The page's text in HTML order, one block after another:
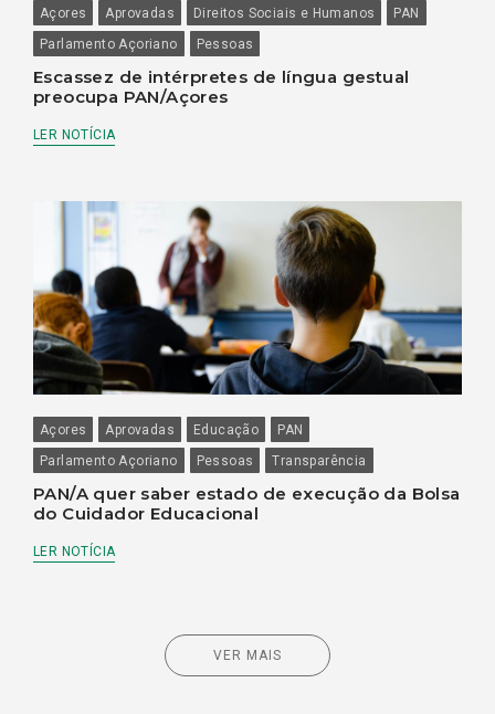
Açores Aprovadas Direitos Sociais e Humanos
PAN
Parlamento Açoriano
Pessoas
Escassez de intérpretes de língua gestual
preocupa PAN/Açores
LER NOTÍCIA
Açores Aprovadas Educação
PAN
Parlamento Açoriano
Pessoas Transparência
PAN/A quer saber estado de execução da Bolsa
do Cuidador Educacional
LER NOTÍCIA
VER MAIS